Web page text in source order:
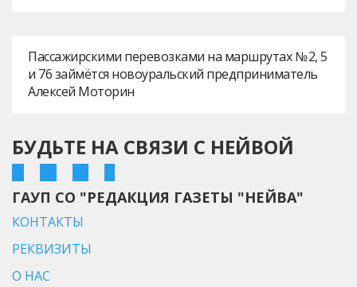
Пассажирскими перевозками на маршрутах № 2, 5
и 76 займётся новоуральский предприниматель
Алексей Моторин
БУДЬТЕ НА СВЯЗИ С НЕЙВОЙ
ГАУП СО "РЕДАКЦИЯ ГАЗЕТЫ "НЕЙВА"
КОНТАКТЫ
РЕКВИЗИТЫ
О НАС